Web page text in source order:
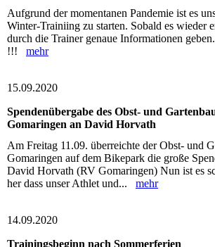
Aufgrund der momentanen Pandemie ist es
Winter-Trainiing zu starten. Sobald es wieder
durch die Trainer genaue Informationen
!!! mehr
15.09.2020
Spendenübergabe des Obst- und
Gomaringen an David Horvath
Am Freitag 11.09. überreichte der Obst- und
Gomaringen auf dem Bikepark die große
David Horvath (RV Gomaringen) Nun ist es
her dass unser Athlet und... mehr
14.09.2020
Trainingsbeginn nach Sommerferien